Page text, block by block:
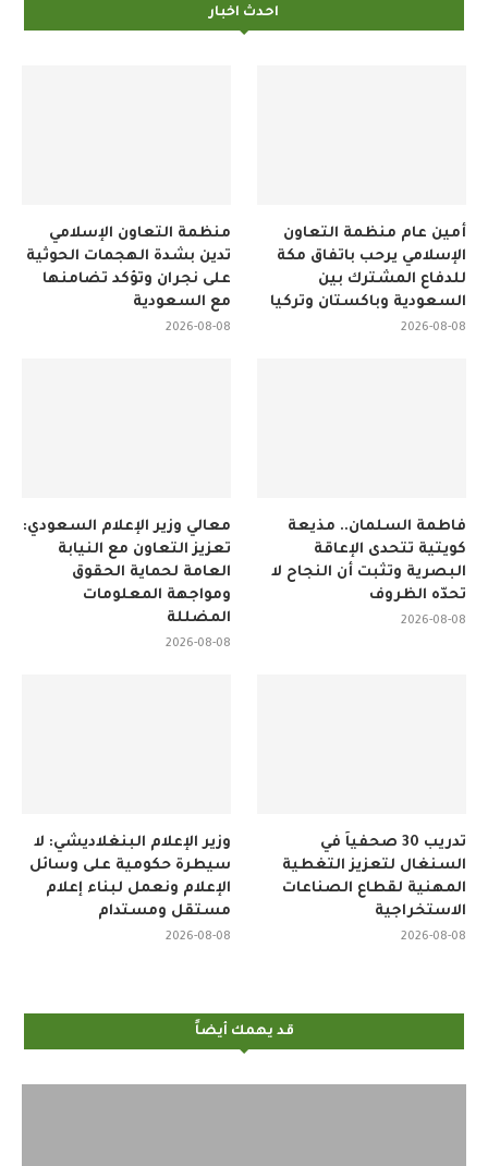
احدث اخبار
منظمة التعاون الإسلامي
تدين بشدة الهجمات الحوثية
على نجران وتؤكد تضامنها
مع السعودية
2026-08-08
أمين عام منظمة التعاون
الإسلامي يرحب باتفاق مكة
للدفاع المشترك بين
السعودية وباكستان وتركيا
2026-08-08
معالي وزير الإعلام السعودي:
تعزيز التعاون مع النيابة
العامة لحماية الحقوق
ومواجهة المعلومات
المضللة
2026-08-08
فاطمة السلمان.. مذيعة
كويتية تتحدى الإعاقة
البصرية وتثبت أن النجاح لا
تحدّه الظروف
2026-08-08
وزير الإعلام البنغلاديشي: لا
سيطرة حكومية على وسائل
الإعلام ونعمل لبناء إعلام
مستقل ومستدام
2026-08-08
تدريب 30 صحفياً في
السنغال لتعزيز التغطية
المهنية لقطاع الصناعات
الاستخراجية
2026-08-08
قد يهمك أيضاً